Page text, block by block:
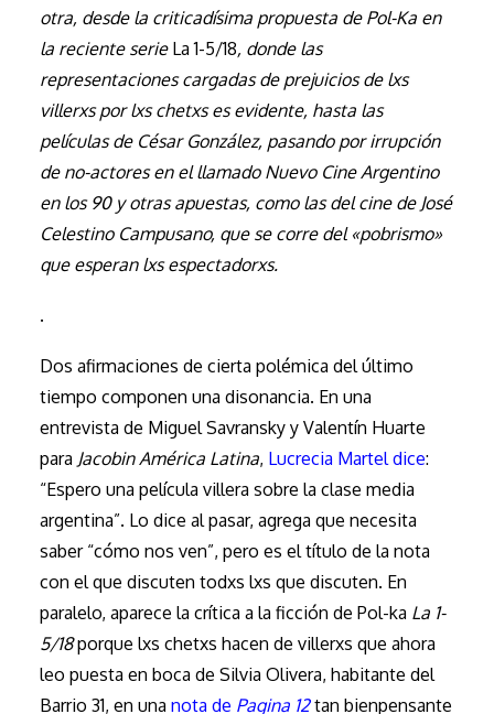
otra, desde la criticadísima propuesta de Pol-Ka en
la reciente serie La 1-5/18, donde las
representaciones cargadas de prejuicios de lxs
villerxs por lxs chetxs es evidente, hasta las
películas de César González, pasando por irrupción
de no-actores en el llamado Nuevo Cine Argentino
en los 90 y otras apuestas, como las del cine de José
Celestino Campusano, que se corre del «pobrismo»
que esperan lxs espectadorxs.
.
Dos afirmaciones de cierta polémica del último
tiempo componen una disonancia. En una
entrevista de Miguel Savransky y Valentín Huarte
para Jacobin América Latina, Lucrecia Martel dice:
“Espero una película villera sobre la clase media
argentina”. Lo dice al pasar, agrega que necesita
saber “cómo nos ven”, pero es el título de la nota
con el que discuten todxs lxs que discuten. En
paralelo, aparece la crítica a la ficción de Pol-ka La 1-
5/18porque lxs chetxs hacen de villerxs que ahora
leo puesta en boca de Silvia Olivera, habitante del
Barrio 31, en una nota de Pagina 12tan bienpensante